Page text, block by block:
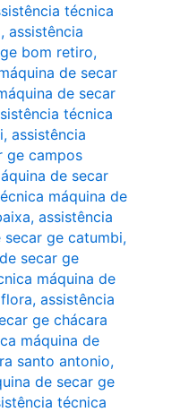
técnica
, assistência
bom retiro,
de secar
de secar
técnica
, assistência
ge campos
de secar
máquina de
, assistência
secar ge catumbi,
secar ge
máquina de
, assistência
ge chácara
máquina de
santo antonio,
de secar ge
técnica